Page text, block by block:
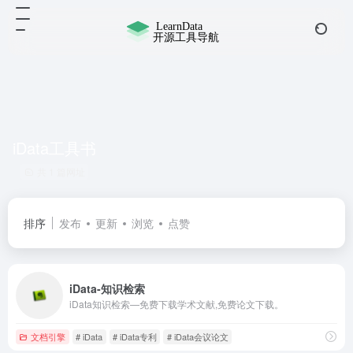
排序 发布 更新 浏览 点赞
iData-知识检索
iData知识检索—免费下载学术文献,免费论文下载。
文档引擎 # iData # iData专利 # iData会议论文